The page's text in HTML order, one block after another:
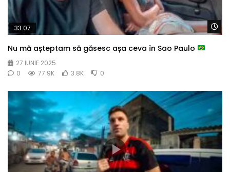
33:07
Nu mă așteptam să găsesc așa ceva în Sao Paulo
27 IUNIE 2025
0
77.9K 3.8K 0